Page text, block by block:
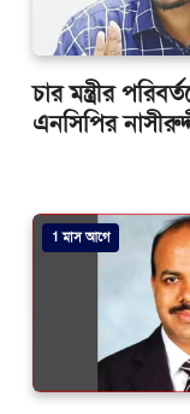
চার মন্ত্রীর
এনসিপির
1 মাস আগে